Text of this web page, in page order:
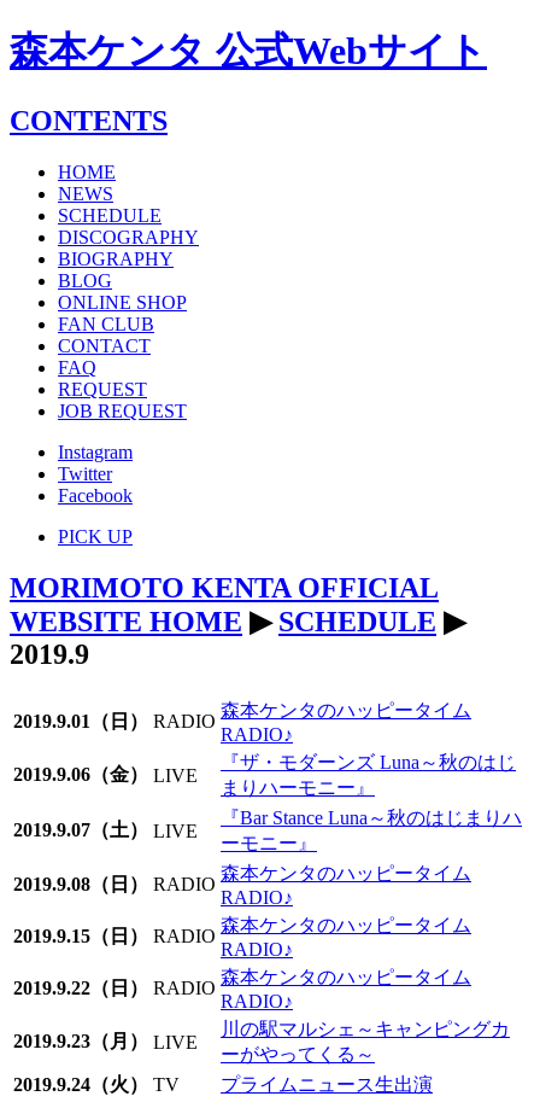
森本ケンタ 公式Webサイト
CONTENTS
HOME
NEWS
SCHEDULE
DISCOGRAPHY
BIOGRAPHY
BLOG
ONLINE SHOP
FAN CLUB
CONTACT
FAQ
REQUEST
JOB REQUEST
Instagram
Twitter
Facebook
PICK UP
MORIMOTO KENTA OFFICIAL
WEBSITE HOME ▶SCHEDULE ▶
2019.9
2019.9.01（日） RADIO
森本ケンタのハッピータイム
RADIO♪
2019.9.06（金）
LIVE
『ザ・モダーンズ Luna～秋のはじ
まりハーモニー』
2019.9.07（土） LIVE
『Bar Stance Luna～秋のはじまりハ
ーモニー』
2019.9.08（日）
RADIO
森本ケンタのハッピータイム
RADIO♪
2019.9.15（日）
RADIO
森本ケンタのハッピータイム
RADIO♪
2019.9.22（日）
RADIO
森本ケンタのハッピータイム
RADIO♪
2019.9.23（月）
LIVE
川の駅マルシェ～キャンピングカ
ーがやってくる～
2019.9.24（火）
TV
プライムニュース生出演